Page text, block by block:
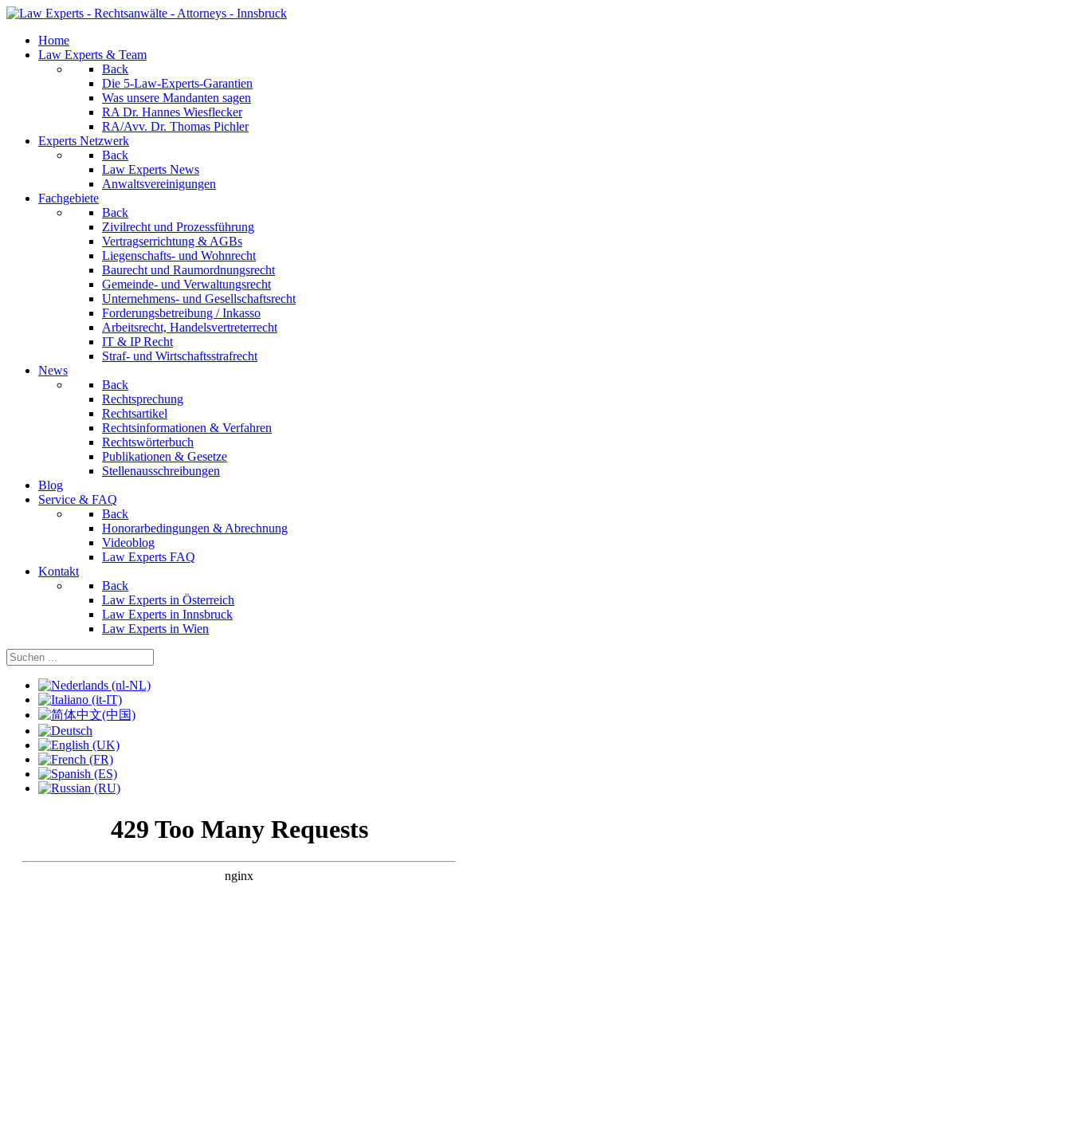
Home
Law Experts & Team
Back
Die 5-Law-Experts-Garantien
Was unsere Mandanten sagen
RA Dr. Hannes Wiesflecker
RA/Avv. Dr. Thomas Pichler
Experts Netzwerk
Back
Law Experts News
Anwaltsvereinigungen
Fachgebiete
Back
Zivilrecht und Prozessführung
Vertragserrichtung & AGBs
Liegenschafts- und Wohnrecht
Baurecht und Raumordnungsrecht
Gemeinde- und Verwaltungsrecht
Unternehmens- und Gesellschaftsrecht
Forderungsbetreibung / Inkasso
Arbeitsrecht, Handelsvertreterrecht
IT & IP Recht
Straf- und Wirtschaftsstrafrecht
News
Back
Rechtsprechung
Rechtsartikel
Rechtsinformationen & Verfahren
Rechtswörterbuch
Publikationen & Gesetze
Stellenausschreibungen
Blog
Service & FAQ
Back
Honorarbedingungen & Abrechnung
Videoblog
Law Experts FAQ
Kontakt
Back
Law Experts in Österreich
Law Experts in Innsbruck
Law Experts in Wien
Sprache auswählen